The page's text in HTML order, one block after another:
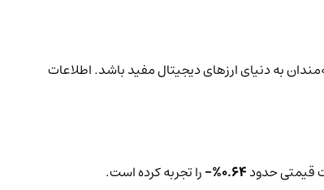
سرمایه‌گذاران و علاقه‌مندان به دنیای ارزهای دیجیتال مفید باشد. اطلاعات
0.64%-
را تجربه کرده است.